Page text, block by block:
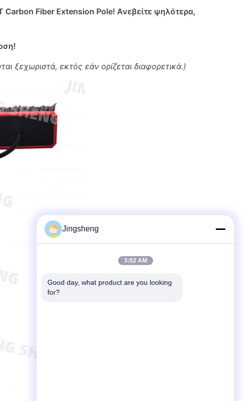
Carbon Fiber Extension Pole! Ανεβείτε ψηλότερα,
ξεχωριστά, εκτός εάν ορίζεται διαφορετικά.)
Jingsheng
3:02 AM
Good day, what product are you looking
for?